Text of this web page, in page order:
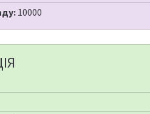
10000